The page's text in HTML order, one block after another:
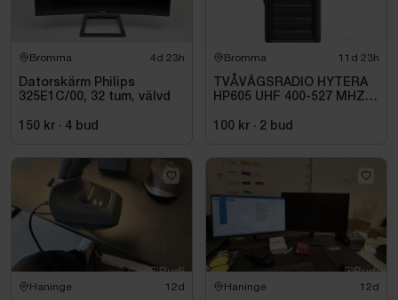
Bromma 4d 23h
Datorskärm Philips
325E1C/00, 32 tum, välvd
150 kr · 4 bud
Bromma 11d 23h
TVÅVÄGSRADIO HYTERA
HP605 UHF 400-527 MHZ
100 kr · 2 bud
Haninge 12d Haninge 12d